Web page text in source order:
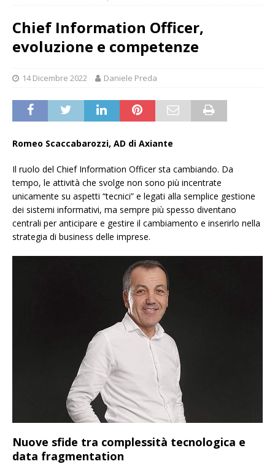
Chief Information Officer,
evoluzione e competenze
14 Dicembre 2022 Daniele Preda
Romeo Scaccabarozzi, AD di Axiante
Il ruolo del Chief Information Officer sta cambiando. Da
tempo, le attività che svolge non sono più incentrate
unicamente su aspetti “tecnici” e legati alla semplice gestione
dei sistemi informativi, ma sempre più spesso diventano
centrali per anticipare e gestire il cambiamento e inserirlo nella
strategia di business delle imprese.
Nuove sfide tra complessità tecnologica e
data fragmentation